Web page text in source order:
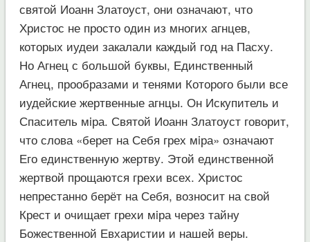
святой Иоанн Златоуст, они означают, что
Христос не просто один из многих агнцев,
которых иудеи закалали каждый год на Пасху.
Но Агнец с большой буквы, Единственный
Агнец, прообразами и тенями Которого были все
иудейские жертвенные агнцы. Он Искупитель и
Спаситель мiра. Святой Иоанн Златоуст говорит,
что слова «берет на Себя грех мiра» означают
Его единственную жертву. Этой единственной
жертвой прощаются грехи всех. Христос
непрестанно берёт на Себя, возносит на свой
Крест и очищает грехи мiра через тайну
Божественной Евхаристии и нашей веры.